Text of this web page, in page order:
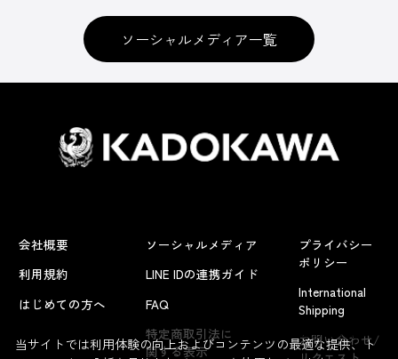
よくあるお問い合わせ
ソーシャルメディア一覧
会社概要
利用規約
はじめての方へ
ソーシャルメディア
LINE IDの連携ガイド
FAQ
特定商取引法に
関する表示
プライバシー
ポリシー
International
Shipping
お問い合わせ/
当サイトでは利用体験の向上およびコンテンツの最適な提供、ト